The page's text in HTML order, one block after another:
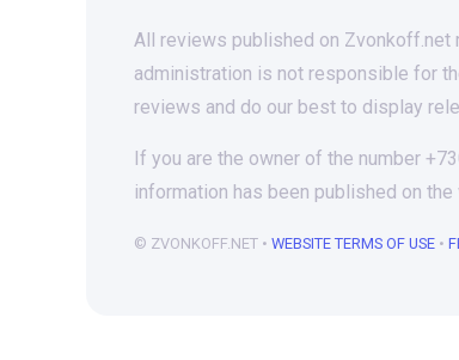
All reviews published on Zvonkoff.net
administration is not responsible for
reviews and do our best to display
If you are the owner of the number
information has been published on
© ZVONKOFF.NET • WEBSITE TERMS OF USE •